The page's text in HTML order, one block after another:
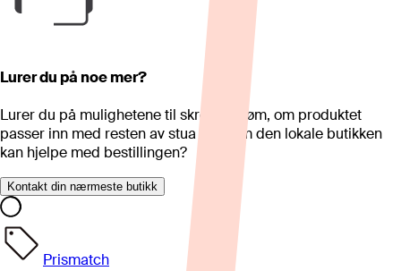
Lurer du på noe mer?
Lurer du på mulighetene til skreddersøm, om produktet
passer inn med resten av stua eller om den lokale butikken
kan hjelpe med bestillingen?
Kontakt din nærmeste butikk
Prismatch